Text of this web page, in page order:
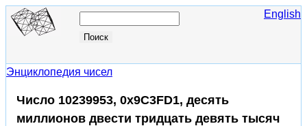
English
Энциклопедия чисел
Число 10239953, 0x9C3FD1, десять
миллионов двести тридцать девять тысяч